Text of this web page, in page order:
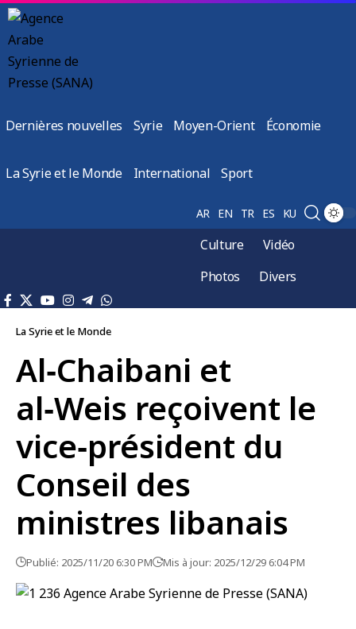
Dernières nouvelles Syrie Moyen-Orient Économie
La Syrie et le Monde International Sport
AR EN TR ES KU
Culture
Vidéo
Photos
Divers
La Syrie et le Monde
Al‑Chaibani et
al‑Weis reçoivent le
vice‑président du
Conseil des
ministres libanais
Publié: 2025/11/20 6:30 PM Mis à jour: 2025/12/29 6:04 PM